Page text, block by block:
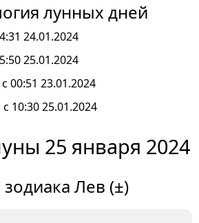
лунных дней
24.01.2024
25.01.2024
00:51 23.01.2024
10:30 25.01.2024
25 января 2024
Лев (±)